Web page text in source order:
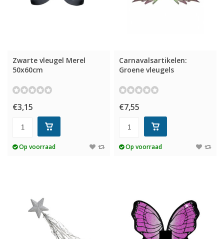
Zwarte vleugel Merel
50x60cm
€3,15
Op voorraad
Carnavalsartikelen:
Groene vleugels
€7,55
Op voorraad